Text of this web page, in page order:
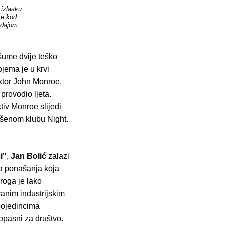
izlasku
kod
dvije teško
je u krvi
John Monroe,
ljeta.
Monroe slijedi
klubu Night.
, Jan Bolić zalazi
ponašanja koja
je lako
industrijskim
za društvo.